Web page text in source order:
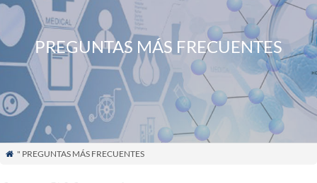
PREGUNTAS MÁS FRECUENTES
 " PREGUNTAS MÁS FRECUENTES